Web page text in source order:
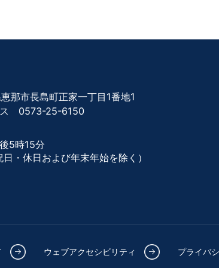
那市長島町正家一丁目1番地1
ス 0573-25-6150
5時15分
日・休日および年末年始を除く）
ウェブアクセシビリティ プライバ